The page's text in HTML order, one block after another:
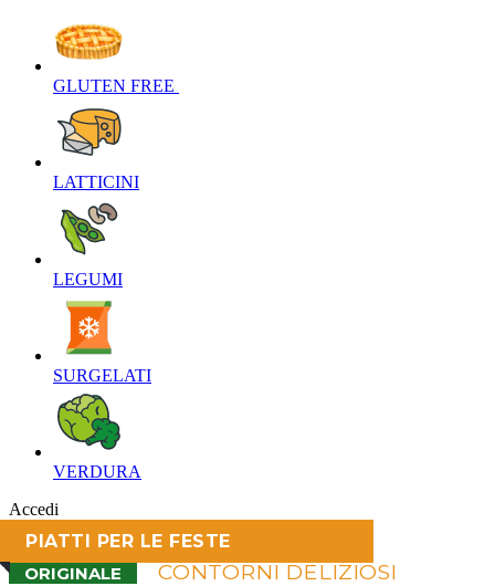
GLUTEN FREE ‎
LATTICINI‎
LEGUMI‎
SURGELATI‎
VERDURA‎
Accedi
PIATTI PER LE FESTE
ORIGINALE
CONTORNI DELIZIOSI